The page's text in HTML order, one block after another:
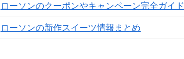
ローソンのクーポンやキャンペーン完全ガイド
ローソンの新作スイーツ情報まとめ